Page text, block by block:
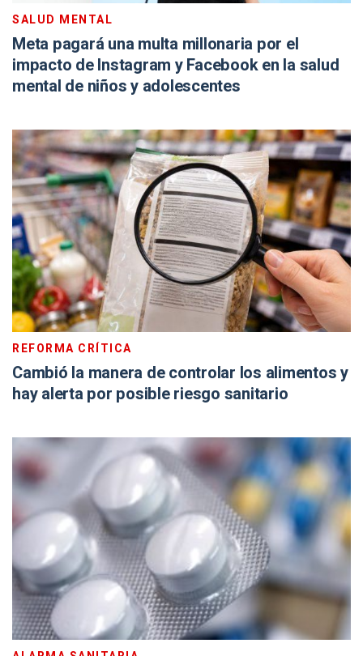
SALUD MENTAL
Meta pagará una multa millonaria por el
impacto de Instagram y Facebook en la salud
mental de niños y adolescentes
REFORMA CRÍTICA
Cambió la manera de controlar los alimentos y
hay alerta por posible riesgo sanitario